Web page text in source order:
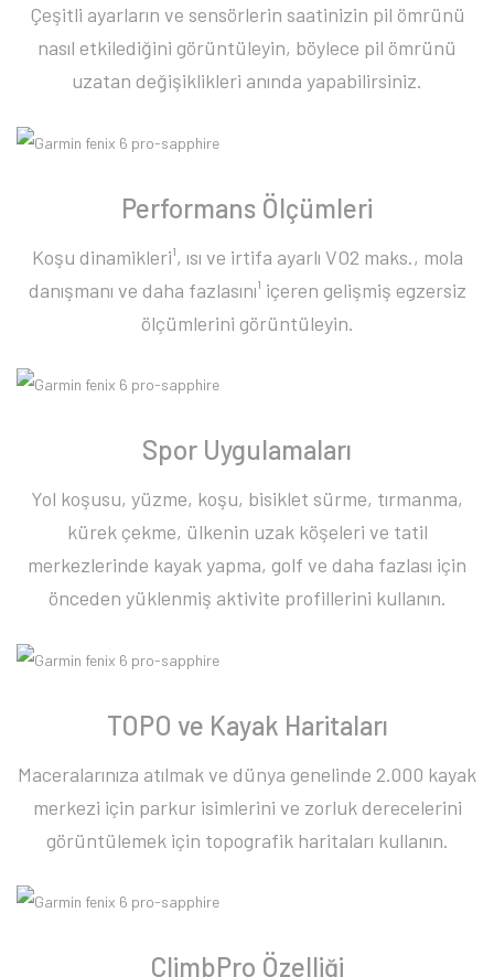
Çeşitli ayarların ve sensörlerin saatinizin pil ömrünü
nasıl etkilediğini görüntüleyin, böylece pil ömrünü
uzatan değişiklikleri anında yapabilirsiniz.
Performans Ölçümleri
Koşu dinamikleri¹, ısı ve irtifa ayarlı VO2 maks., mola
danışmanı ve daha fazlasını¹ içeren gelişmiş egzersiz
ölçümlerini görüntüleyin.
Spor Uygulamaları
Yol koşusu, yüzme, koşu, bisiklet sürme, tırmanma,
kürek çekme, ülkenin uzak köşeleri ve tatil
merkezlerinde kayak yapma, golf ve daha fazlası için
önceden yüklenmiş aktivite profillerini kullanın.
TOPO ve Kayak Haritaları
Maceralarınıza atılmak ve dünya genelinde 2.000 kayak
merkezi için parkur isimlerini ve zorluk derecelerini
görüntülemek için topografik haritaları kullanın.
ClimbPro Özelliği